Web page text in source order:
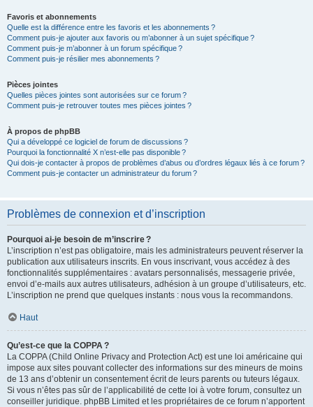
Favoris et abonnements
Quelle est la différence entre les favoris et les abonnements ?
Comment puis-je ajouter aux favoris ou m’abonner à un sujet spécifique ?
Comment puis-je m’abonner à un forum spécifique ?
Comment puis-je résilier mes abonnements ?
Pièces jointes
Quelles pièces jointes sont autorisées sur ce forum ?
Comment puis-je retrouver toutes mes pièces jointes ?
À propos de phpBB
Qui a développé ce logiciel de forum de discussions ?
Pourquoi la fonctionnalité X n’est-elle pas disponible ?
Qui dois-je contacter à propos de problèmes d’abus ou d’ordres légaux liés à ce forum ?
Comment puis-je contacter un administrateur du forum ?
Problèmes de connexion et d’inscription
Pourquoi ai-je besoin de m’inscrire ?
L’inscription n’est pas obligatoire, mais les administrateurs peuvent réserver la
publication aux utilisateurs inscrits. En vous inscrivant, vous accédez à des
fonctionnalités supplémentaires : avatars personnalisés, messagerie privée,
envoi d’e-mails aux autres utilisateurs, adhésion à un groupe d’utilisateurs, etc.
L’inscription ne prend que quelques instants : nous vous la recommandons.
Haut
Qu’est-ce que la COPPA ?
La COPPA (Child Online Privacy and Protection Act) est une loi américaine qui
impose aux sites pouvant collecter des informations sur des mineurs de moins
de 13 ans d’obtenir un consentement écrit de leurs parents ou tuteurs légaux.
Si vous n’êtes pas sûr de l’applicabilité de cette loi à votre forum, consultez un
conseiller juridique. phpBB Limited et les propriétaires de ce forum n’apportent